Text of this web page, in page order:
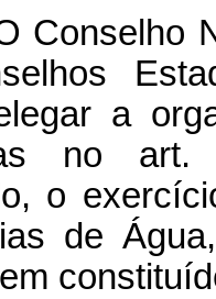
Conselho
a
no
o
de